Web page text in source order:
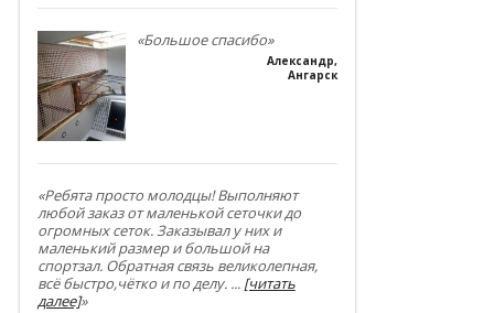
«Большое спасибо»
Александр,
Ангарск
«Ребята просто молодцы! Выполняют
любой заказ от маленькой сеточки до
огромных сеток. Заказывал у них и
маленький размер и большой на
спортзал. Обратная связь великолепная,
всё быстро,чётко и по делу. ... [читать
далее]»